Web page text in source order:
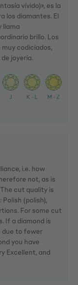
vívido)», es la
los diamantes. El
llama
brillo. Los
codiciados,
joyería.
i.e. how
not, as is
cut quality is
(polish),
For some cut
If a diamond is
due to fewer
you have
Excellent, and